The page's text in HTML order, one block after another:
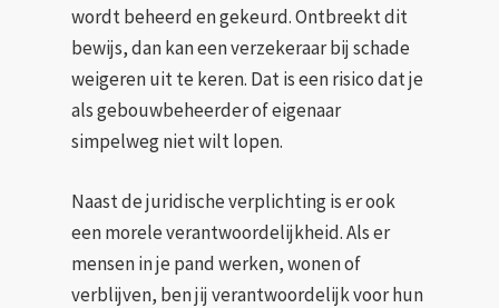
wordt beheerd en gekeurd. Ontbreekt dit
bewijs, dan kan een verzekeraar bij schade
weigeren uit te keren. Dat is een risico dat je
als gebouwbeheerder of eigenaar
simpelweg niet wilt lopen.
Naast de juridische verplichting is er ook
een morele verantwoordelijkheid. Als er
mensen in je pand werken, wonen of
verblijven, ben jij verantwoordelijk voor hun